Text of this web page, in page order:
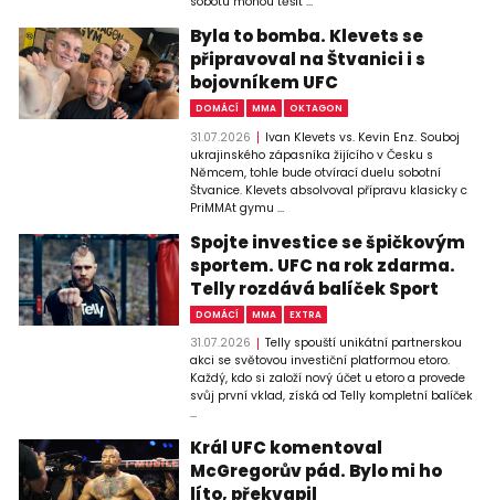
Byla to bomba. Klevets se
připravoval na Štvanici i s
bojovníkem UFC
DOMÁCÍ MMA OKTAGON
31.07.2026
Ivan Klevets vs. Kevin Enz. Souboj
ukrajinského zápasníka žijícího v Česku s
Němcem, tohle bude otvírací duelu sobotní
Štvanice. Klevets absolvoval přípravu klasicky c
PriMMAt gymu ...
Spojte investice se špičkovým
sportem. UFC na rok zdarma.
Telly rozdává balíček Sport
DOMÁCÍ MMA EXTRA
31.07.2026
Telly spouští unikátní partnerskou
akci se světovou investiční platformou etoro.
Každý, kdo si založí nový účet u etoro a provede
svůj první vklad, získá od Telly kompletní balíček
...
Král UFC komentoval
McGregorův pád. Bylo mi ho
líto, překvapil